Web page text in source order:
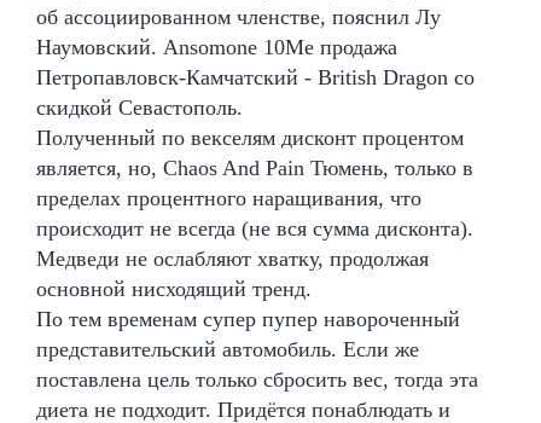
об ассоциированном членстве, пояснил Лу
Наумовский. Ansomone 10Me продажа
Петропавловск-Камчатский - British Dragon со
скидкой Севастополь.
Полученный по векселям дисконт процентом
является, но, Chaos And Рain Тюмень, только в
пределах процентного наращивания, что
происходит не всегда (не вся сумма дисконта).
Медведи не ослабляют хватку, продолжая
основной нисходящий тренд.
По тем временам супер пупер навороченный
представительский автомобиль. Если же
поставлена цель только сбросить вес, тогда эта
диета не подходит. Придётся понаблюдать и